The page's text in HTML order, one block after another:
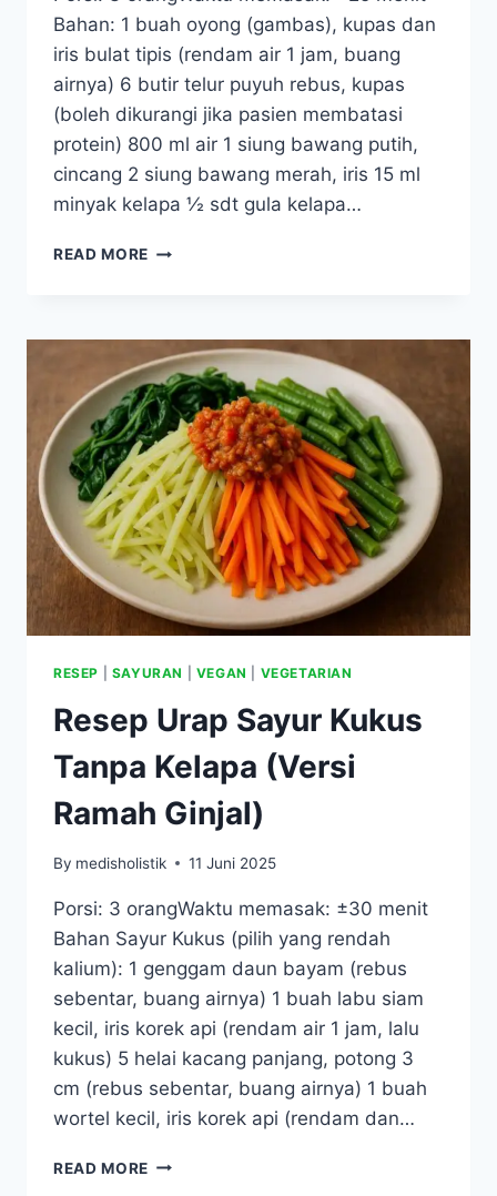
Bahan: 1 buah oyong (gambas), kupas dan
iris bulat tipis (rendam air 1 jam, buang
airnya) 6 butir telur puyuh rebus, kupas
(boleh dikurangi jika pasien membatasi
protein) 800 ml air 1 siung bawang putih,
cincang 2 siung bawang merah, iris 15 ml
minyak kelapa ½ sdt gula kelapa…
READ MORE RESEP
TELUR
PUYUH
(RENDAH
KALIUM
&
FOSFOR)
RESEP SAYURAN VEGAN VEGETARIAN
Resep Urap Sayur Kukus
Tanpa Kelapa (Versi
Ramah Ginjal)
By medisholistik 11 Juni 2025
Porsi: 3 orangWaktu memasak: ±30 menit
Bahan Sayur Kukus (pilih yang rendah
kalium): 1 genggam daun bayam (rebus
sebentar, buang airnya) 1 buah labu siam
kecil, iris korek api (rendam air 1 jam, lalu
kukus) 5 helai kacang panjang, potong 3
cm (rebus sebentar, buang airnya) 1 buah
wortel kecil, iris korek api (rendam dan…
READ MORE RESEP